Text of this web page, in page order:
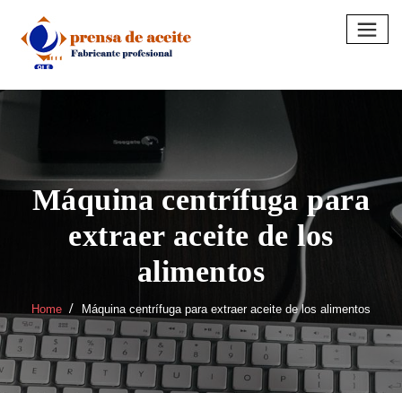
content
Máquina centrífuga para
extraer aceite de los
alimentos
Home Máquina centrífuga para extraer aceite de los alimentos